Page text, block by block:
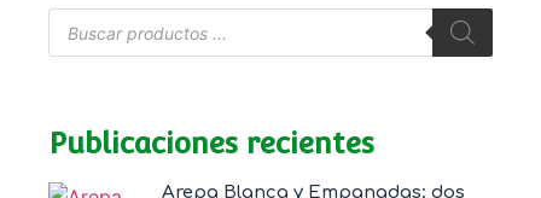
Publicaciones recientes
Arepa Blanca y Empanadas: dos